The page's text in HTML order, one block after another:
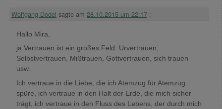
Wolfgang Dodel sagte am 28.10.2015 um 22:17 :
Hallo Mira,
ja Vertrauen ist ein großes Feld: Urvertrauen,
Selbstvertrauen, Mißtrauen, Gottvertrauen, sich trauen
usw.
Ich vertraue in die Liebe, die ich Atemzug für Atemzug
spüre, ich vertraue in den Halt der Erde, die mich sicher
trägt, ich vertraue in den Fluss des Lebens, der durch mich